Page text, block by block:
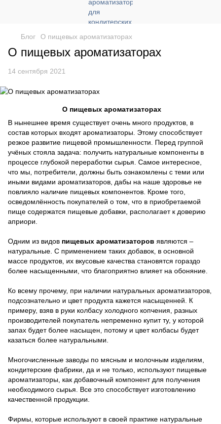
Блог О пищевых ароматизаторах
О пищевых ароматизаторах
14 сентября 2021
О пищевых ароматизаторах
В нынешнее время существует очень много продуктов, в
состав которых входят ароматизаторы. Этому способствует
резкое развитие пищевой промышленности. Перед группой
учёных стояла задача: получить натуральные компоненты в
процессе глубокой переработки сырья. Самое интересное,
что мы, потребители, должны быть ознакомлены с теми или
иными видами ароматизаторов, дабы на наше здоровье не
повлияло наличие пищевых компонентов. Кроме того,
осведомлённость покупателей о том, что в приобретаемой
пище содержатся пищевые добавки, располагает к доверию
априори.
Одним из видов пищевых ароматизаторов являются –
натуральные. С применением таких добавок, в основной
массе продуктов, их вкусовые качества становятся гораздо
более насыщенными, что благоприятно влияет на обоняние.
Ко всему прочему, при наличии натуральных ароматизаторов,
подсознательно и цвет продукта кажется насыщенней. К
примеру, взяв в руки колбасу холодного копчения, разных
производителей покупатель непременно купит ту, у которой
запах будет более насыщен, потому и цвет колбасы будет
казаться более натуральными.
Многочисленные заводы по мясным и молочным изделиям,
кондитерские фабрики, да и не только, используют пищевые
ароматизаторы, как добавочный компонент для получения
необходимого сырья. Все это способствует изготовлению
качественной продукции.
Фирмы, которые используют в своей практике натуральные